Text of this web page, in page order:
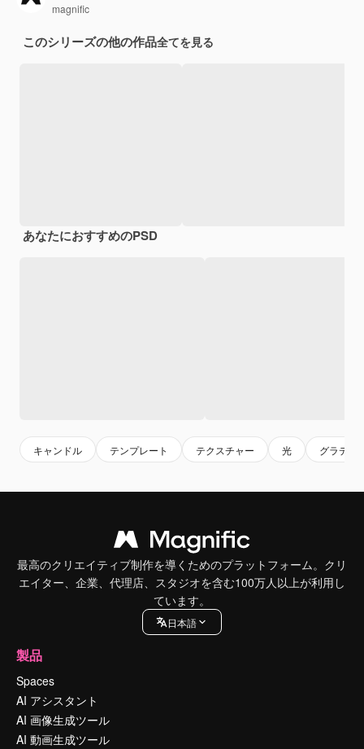
magnific
このシリーズの他の作品全てを見る
あなたにおすすめのPSD
キャンドル テンプレート テクスチャー 光 グラデー
最高のクリエイティブ制作を導くためのプラットフォーム。クリ
エイター、企業、代理店、スタジオを含む100万人以上が利用し
ています。
日本語
製品
Spaces
AI アシスタント
AI 画像生成ツール
AI 動画生成ツール